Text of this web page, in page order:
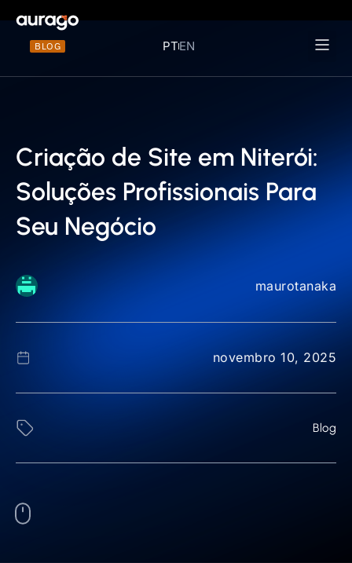
BLOG PTEN
Criação de Site em Niterói:
Soluções Profissionais Para
Seu Negócio
maurotanaka
novembro 10, 2025
Blog